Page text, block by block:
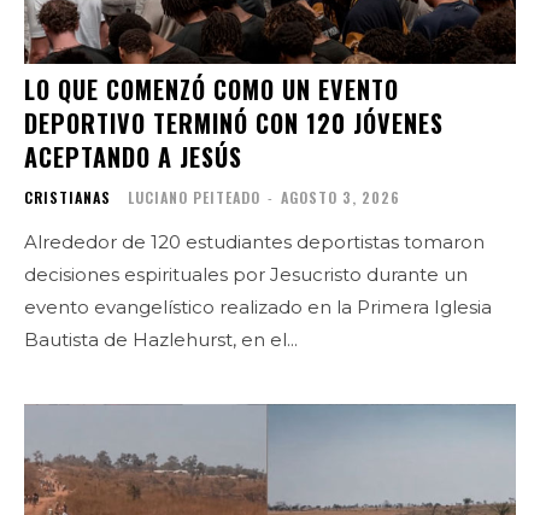
LO QUE COMENZÓ COMO UN EVENTO
DEPORTIVO TERMINÓ CON 120 JÓVENES
ACEPTANDO A JESÚS
CRISTIANAS LUCIANO PEITEADO - AGOSTO 3, 2026
Alrededor de 120 estudiantes deportistas tomaron
decisiones espirituales por Jesucristo durante un
evento evangelístico realizado en la Primera Iglesia
Bautista de Hazlehurst, en el...